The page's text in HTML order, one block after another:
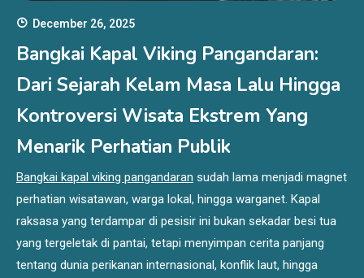
December 26, 2025
Bangkai Kapal Viking Pangandaran:
Dari Sejarah Kelam Masa Lalu Hingga
Kontroversi Wisata Ekstrem Yang
Menarik Perhatian Publik
Bangkai kapal viking pangandaran sudah lama menjadi magnet
perhatian wisatawan, warga lokal, hingga warganet. Kapal
raksasa yang terdampar di pesisir ini bukan sekadar besi tua
yang tergeletak di pantai, tetapi menyimpan cerita panjang
tentang dunia perikanan internasional, konflik laut, hingga